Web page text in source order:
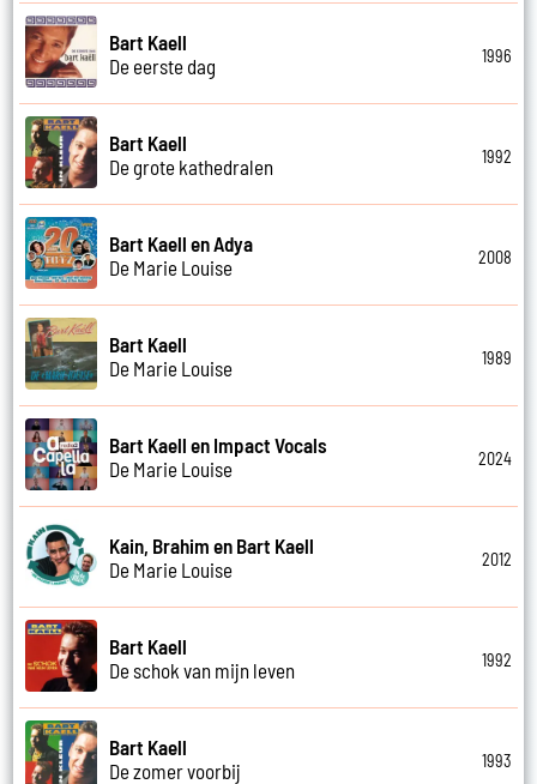
Bart Kaell
De eerste dag
1996
Bart Kaell
De grote kathedralen
1992
Bart Kaell en Adya
De Marie Louise
2008
Bart Kaell
De Marie Louise
1989
Bart Kaell en Impact Vocals
De Marie Louise
2024
Kain, Brahim en Bart Kaell
De Marie Louise
2012
Bart Kaell
De schok van mijn leven
1992
Bart Kaell
De zomer voorbij
1993